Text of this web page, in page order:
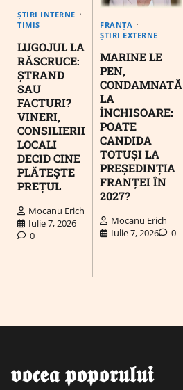
ȘTIRI INTERNE
TIMIS
LUGOJUL LA
RĂSCRUCE:
ȘTRAND
SAU
FACTURI?
VINERI,
CONSILIERII
LOCALI
DECID CINE
PLĂTEȘTE
PREȚUL
Mocanu Erich
Iulie 7, 2026
0
FRANȚA
ȘTIRI EXTERNE
MARINE LE
PEN,
CONDAMNATĂ
LA
ÎNCHISOARE:
POATE
CANDIDA
TOTUȘI LA
PREȘEDINȚIA
FRANȚEI ÎN
2027?
Mocanu Erich
Iulie 7, 2026
0
𝖛𝖔𝖈𝖊𝖆 𝖕𝖔𝖕𝖔𝖗𝖚𝖑𝖚𝖎